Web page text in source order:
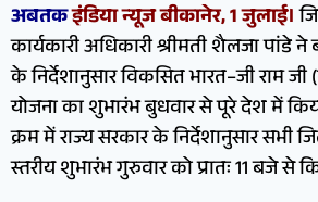
अबतकइंडिया न्यूज बीकानेर, 1 जुलाई।
कार्यकारी अधिकारी श्रीमती शैलजा पांडे
के निर्देशानुसार विकसित भारत–जी राम जी
योजना का शुभारंभ बुधवार से पूरे देश में
क्रम में राज्य सरकार के निर्देशानुसार सभी
स्तरीय शुभारंभ गुरुवार को प्रातः 11 बजे से